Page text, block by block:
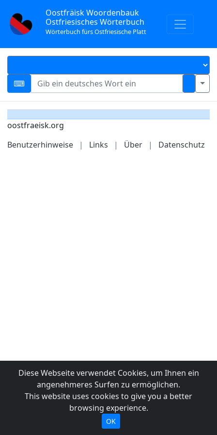
Oostfräisk Woordenbauk
Ostfriesisches Wörterbuch
Wörterbuch fürs Ostfriesische Platt
oostfraeisk.org
Benutzerhinweise
| Links | Über | Datenschutz
Diese Webseite verwendet Cookies, um Ihnen ein
angenehmeres Surfen zu ermöglichen.
This website uses cookies to give you a better
browsing experience.
OK